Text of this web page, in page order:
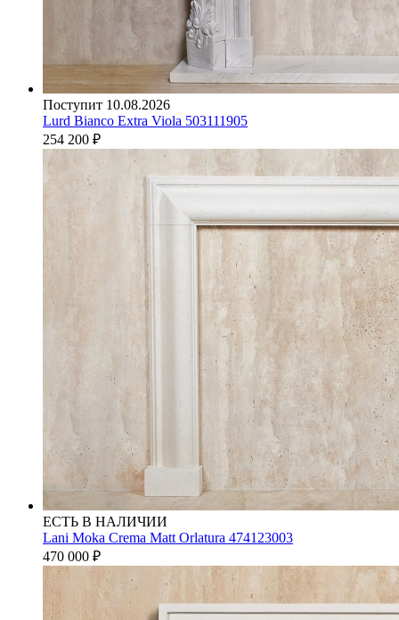
Поступит 10.08.2026
Lurd Bianco Extra Viola 503111905
254 200 ₽
ЕСТЬ В НАЛИЧИИ
Lani Moka Crema Matt Orlatura 474123003
470 000 ₽